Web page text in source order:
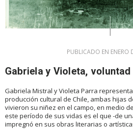
PUBLICADO EN ENERO
Gabriela y Violeta,
Gabriela Mistral y Violeta Parra
producción cultural de Chile, ambas hijas
vivieron su niñez en el campo, en medio
este período de sus vidas es el que -de
impregnó en sus obras literarias o